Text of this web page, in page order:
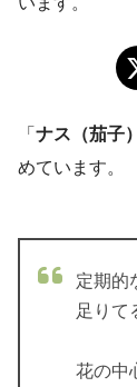
「 ナス（茄子）
めています。
定期的
足りて
花の中